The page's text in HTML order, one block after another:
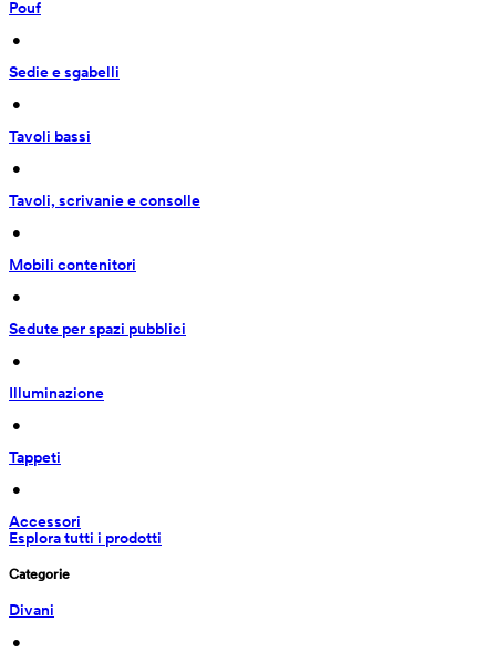
Pouf
•
Sedie e sgabelli
•
Tavoli bassi
•
Tavoli, scrivanie e consolle
•
Mobili contenitori
•
Sedute per spazi pubblici
•
Illuminazione
•
Tappeti
•
Accessori
Esplora tutti i prodotti
Categorie
Divani
•